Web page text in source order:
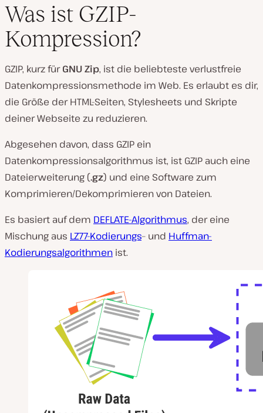
Was ist GZIP-
Kompression?
GZIP, kurz fürGNU Zip, ist die beliebteste verlustfreie
Datenkompressionsmethode im Web. Es erlaubt es dir,
die Größe der HTML-Seiten, Stylesheets und Skripte
deiner Webseite zu reduzieren.
Abgesehen davon, dass GZIP ein
Datenkompressionsalgorithmus ist, ist GZIP auch eine
Dateierweiterung (.gz) und eine Software zum
Komprimieren/Dekomprimieren von Dateien.
Es basiert auf dem DEFLATE-Algorithmus, der eine
Mischung aus LZ77-Kodierungs– und Huffman-
Kodierungsalgorithmen ist.